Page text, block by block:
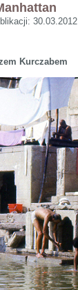
30.03.2012
Kurczabem